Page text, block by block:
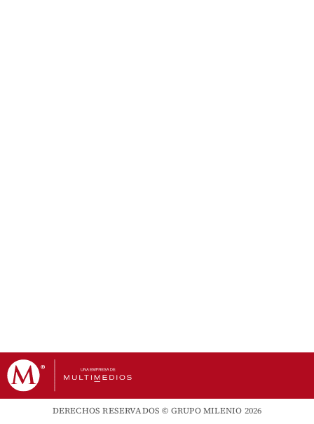
DERECHOS RESERVADOS © GRUPO MILENIO 2026